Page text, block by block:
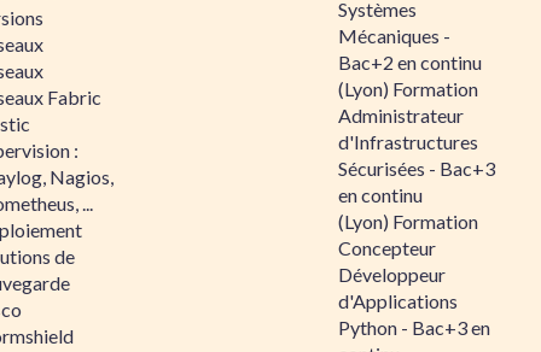
Fabric
:
Nagios,
...
de
Systèmes
Mécaniques -
Bac+2 en continu
(Lyon) Formation
Administrateur
d'Infrastructures
Sécurisées - Bac+3
en continu
(Lyon) Formation
Concepteur
Développeur
d'Applications
Python - Bac+3 en